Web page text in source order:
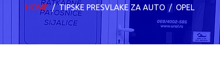
HOME TIPSKE PRESVLAKE ZA AUTO OPEL